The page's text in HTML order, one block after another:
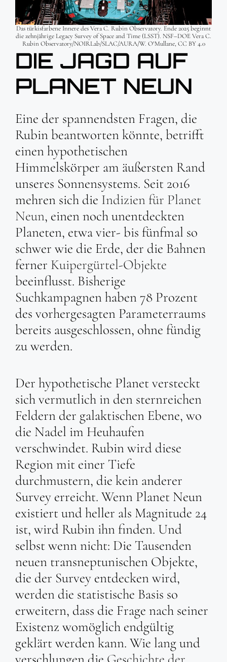
Das türkisfarbene Innere des Vera C. Rubin Observatory. Ende 2025 beginnt
die zehnjährige Legacy Survey of Space and Time (LSST). NSF–DOE Vera C.
Rubin Observatory/NOIRLab/SLAC/AURA/W. O’Mullane, CC BY 4.0
DIE JAGD AUF
PLANET NEUN
Eine der spannendsten Fragen, die
Rubin beantworten könnte, betrifft
einen hypothetischen
Himmelskörper am äußersten Rand
unseres Sonnensystems. Seit 2016
mehren sich die Indizien für Planet
Neun, einen noch unentdeckten
Planeten, etwa vier- bis fünfmal so
schwer wie die Erde, der die Bahnen
ferner Kuipergürtel-Objekte
beeinflusst. Bisherige
Suchkampagnen haben 78 Prozent
des vorhergesagten Parameterraums
bereits ausgeschlossen, ohne fündig
zu werden.
Der hypothetische Planet versteckt
sich vermutlich in den sternreichen
Feldern der galaktischen Ebene, wo
die Nadel im Heuhaufen
verschwindet. Rubin wird diese
Region mit einer Tiefe
durchmustern, die kein anderer
Survey erreicht. Wenn Planet Neun
existiert und heller als Magnitude 24
ist, wird Rubin ihn finden. Und
selbst wenn nicht: Die Tausenden
neuen transneptunischen Objekte,
die der Survey entdecken wird,
werden die statistische Basis so
erweitern, dass die Frage nach seiner
Existenz womöglich endgültig
geklärt werden kann. Wie lang und